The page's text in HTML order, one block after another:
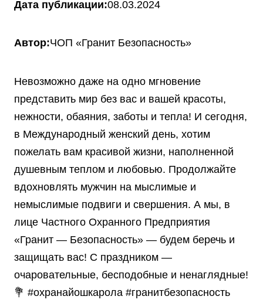
Дата публикации:08.03.2024
Автор:ЧОП «Гранит Безопасность»
Невозможно даже на одно мгновение
представить мир без вас и вашей красоты,
нежности, обаяния, заботы и тепла! И сегодня,
в Международный женский день, хотим
пожелать вам красивой жизни, наполненной
душевным теплом и любовью. Продолжайте
вдохновлять мужчин на мыслимые и
немыслимые подвиги и свершения. А мы, в
лице Частного Охранного Предприятия
«Гранит — Безопасность» — будем беречь и
защищать вас! С праздником —
очаровательные, бесподобные и ненаглядные!
💐 #охранайошкарола #гранитбезопасность